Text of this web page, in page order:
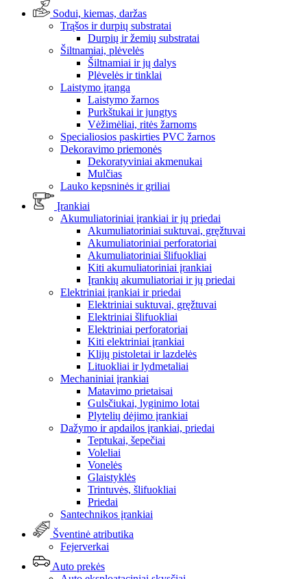
Sodui, kiemas, daržas
Trąšos ir durpių substratai
Durpių ir žemių substratai
Šiltnamiai, plėvelės
Šiltnamiai ir jų dalys
Plėvelės ir tinklai
Laistymo įranga
Laistymo žarnos
Purkštukai ir jungtys
Vėžimėliai, ritės žarnoms
Specialiosios paskirties PVC žarnos
Dekoravimo priemonės
Dekoratyviniai akmenukai
Mulčias
Lauko kepsninės ir griliai
Įrankiai
Akumuliatoriniai įrankiai ir jų priedai
Akumuliatoriniai suktuvai, gręžtuvai
Akumuliatoriniai perforatoriai
Akumuliatoriniai šlifuokliai
Kiti akumuliatoriniai įrankiai
Įrankių akumuliatoriai ir jų priedai
Elektriniai įrankiai ir priedai
Elektriniai suktuvai, gręžtuvai
Elektriniai šlifuokliai
Elektriniai perforatoriai
Kiti elektriniai įrankiai
Klijų pistoletai ir lazdelės
Lituokliai ir lydmetaliai
Mechaniniai įrankiai
Matavimo prietaisai
Gulsčiukai, lyginimo lotai
Plytelių dėjimo įrankiai
Dažymo ir apdailos įrankiai, priedai
Teptukai, šepečiai
Voleliai
Vonelės
Glaistyklės
Trintuvės, šlifuokliai
Priedai
Santechnikos įrankiai
Šventinė atributika
Fejerverkai
Auto prekės